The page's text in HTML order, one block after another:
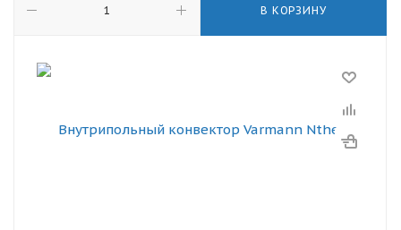
В КОРЗИНУ